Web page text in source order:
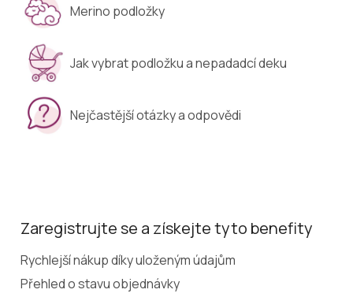
Merino podložky
Jak vybrat podložku a nepadadcí deku
Nejčastější otázky a odpovědi
Zaregistrujte se a získejte tyto benefity
Rychlejší nákup díky uloženým údajům
Přehled o stavu objednávky